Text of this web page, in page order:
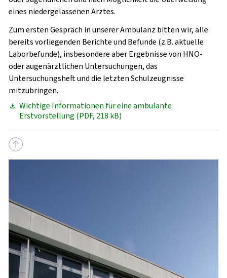
eines niedergelassenen Arztes.
Zum ersten Gespräch in unserer Ambulanz bitten wir, alle
bereits vorliegenden Berichte und Befunde (z.B. aktuelle
Laborbefunde), insbesondere aber Ergebnisse von HNO-
oder augenärztlichen Untersuchungen, das
Untersuchungsheft und die letzten Schulzeugnisse
mitzubringen.
Wichtige Informationen für eine ambulante
Erstvorstellung (PDF, 218 kB)